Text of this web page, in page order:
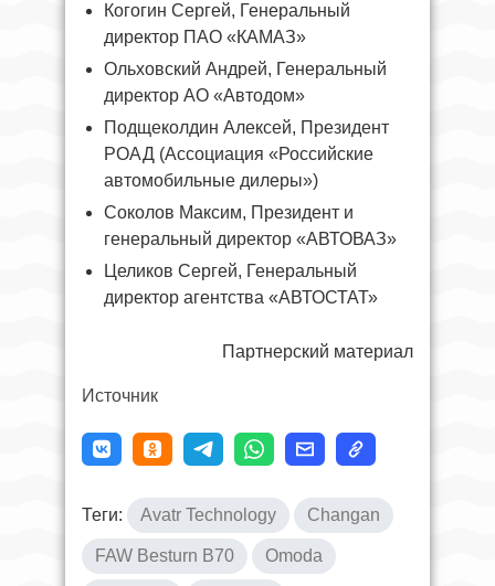
Когогин Сергей, Генеральный
директор ПАО «КАМАЗ»
Ольховский Андрей, Генеральный
директор АО «Автодом»
Подщеколдин Алексей, Президент
РОАД (Ассоциация «Российские
автомобильные дилеры»)
Соколов Максим, Президент и
генеральный директор «АВТОВАЗ»
Целиков Сергей, Генеральный
директор агентства «АВТОСТАТ»
Партнерский материал
Источник
Теги: Avatr Technology Changan
FAW Besturn B70 Omoda